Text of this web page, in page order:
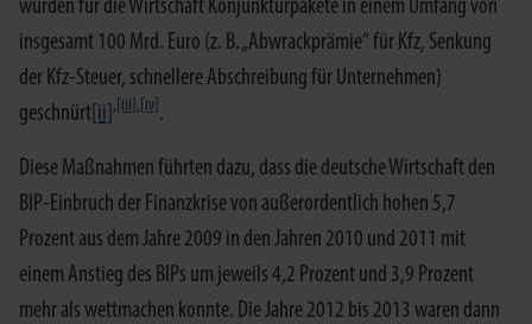
wurden für die Wirtschaft Konjunkturpakete in einem Umfang von
insgesamt 100 Mrd. Euro (z. B. „Abwrackprämie“ für Kfz, Senkung
der Kfz-Steuer, schnellere Abschreibung für Unternehmen)
geschnürt [ii] , [iii] , [iv] .
Diese Maßnahmen führten dazu, dass die deutsche Wirtschaft den
BIP-Einbruch der Finanzkrise von außerordentlich hohen 5,7
Prozent aus dem Jahre 2009 in den Jahren 2010 und 2011 mit
einem Anstieg des BIPs um jeweils 4,2 Prozent und 3,9 Prozent
mehr als wettmachen konnte. Die Jahre 2012 bis 2013 waren dann